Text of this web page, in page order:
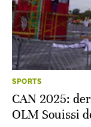
SPORTS
CAN 2025:
OLM Souissi